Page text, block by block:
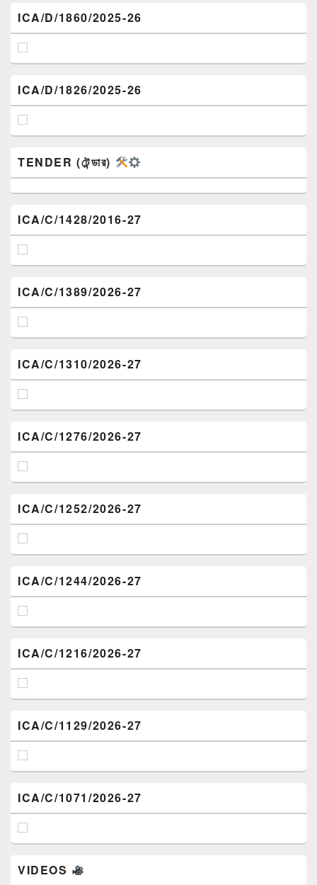
ICA/D/1860/2025-26
ICA/D/1826/2025-26
TENDER (টেন্ডার)
ICA/C/1428/2016-27
ICA/C/1389/2026-27
ICA/C/1310/2026-27
ICA/C/1276/2026-27
ICA/C/1252/2026-27
ICA/C/1244/2026-27
ICA/C/1216/2026-27
ICA/C/1129/2026-27
ICA/C/1071/2026-27
VIDEOS